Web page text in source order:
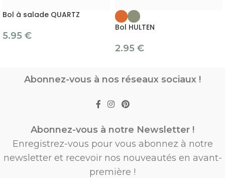
Bol à salade QUARTZ
5.95 €
Bol HULTEN
2.95 €
Abonnez-vous à nos réseaux sociaux !
Abonnez-vous à notre Newsletter !
Enregistrez-vous pour vous abonnez à notre
newsletter et recevoir nos nouveautés en avant-
première !